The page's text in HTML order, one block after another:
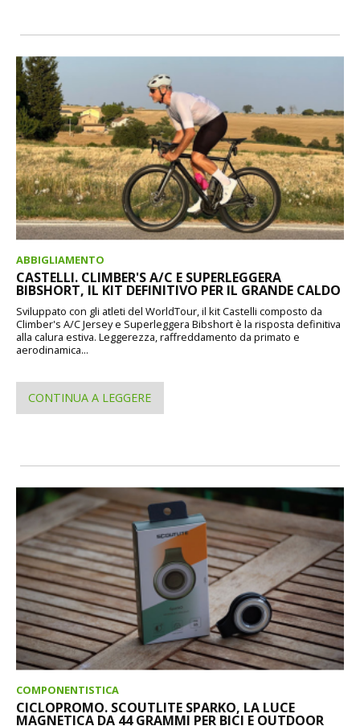
ABBIGLIAMENTO
CASTELLI. CLIMBER'S A/C E SUPERLEGGERA
BIBSHORT, IL KIT DEFINITIVO PER IL GRANDE CALDO
Sviluppato con gli atleti del WorldTour, il kit Castelli composto da
Climber's A/C Jersey e Superleggera Bibshort è la risposta definitiva
alla calura estiva. Leggerezza, raffreddamento da primato e
aerodinamica...
CONTINUA A LEGGERE
COMPONENTISTICA
CICLOPROMO. SCOUTLITE SPARKO, LA LUCE
MAGNETICA DA 44 GRAMMI PER BICI E OUTDOOR